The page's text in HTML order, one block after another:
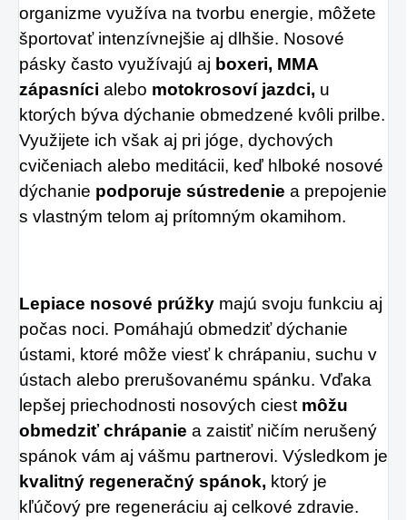
organizme využíva na tvorbu energie, môžete
športovať intenzívnejšie aj dlhšie. Nosové
pásky často využívajú aj boxeri, MMA
zápasníci alebo motokrosoví jazdci, u
ktorých býva dýchanie obmedzené kvôli prilbe.
Využijete ich však aj pri jóge, dychových
cvičeniach alebo meditácii, keď hlboké nosové
dýchanie podporuje sústredenie a prepojenie
s vlastným telom aj prítomným okamihom.
Lepiace nosové prúžky majú svoju funkciu aj
počas noci. Pomáhajú obmedziť dýchanie
ústami, ktoré môže viesť k chrápaniu, suchu v
ústach alebo prerušovanému spánku. Vďaka
lepšej priechodnosti nosových ciestmôžu
obmedziť chrápanie a zaistiť ničím nerušený
spánok vám aj vášmu partnerovi. Výsledkom je
kvalitný regeneračný spánok, ktorý je
kľúčový pre regeneráciu aj celkové zdravie.